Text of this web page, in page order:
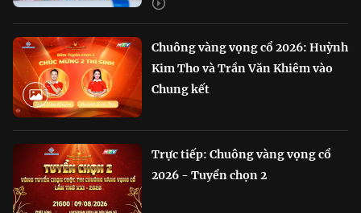
Chuông vàng vọng cổ 2026: Huỳnh
Kim Tho và Trần Văn Khiêm vào
Chung kết
Trực tiếp: Chuông vàng vọng cổ
2026 - Tuyển chọn 2